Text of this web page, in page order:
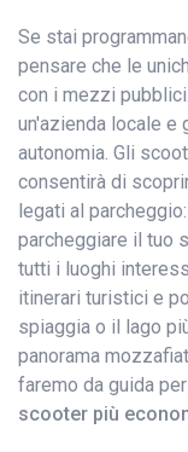
Se stai
pensare che le
con i mezzi
un'azienda locale e
autonomia. Gli
consentirà di
legati al
parcheggiare il tuo
tutti i luoghi
itinerari turistici e
spiaggia o il lago
panorama
faremo da guida
scooter più